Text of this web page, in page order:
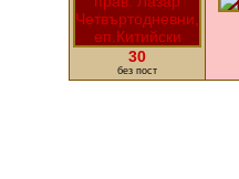
30
без пост